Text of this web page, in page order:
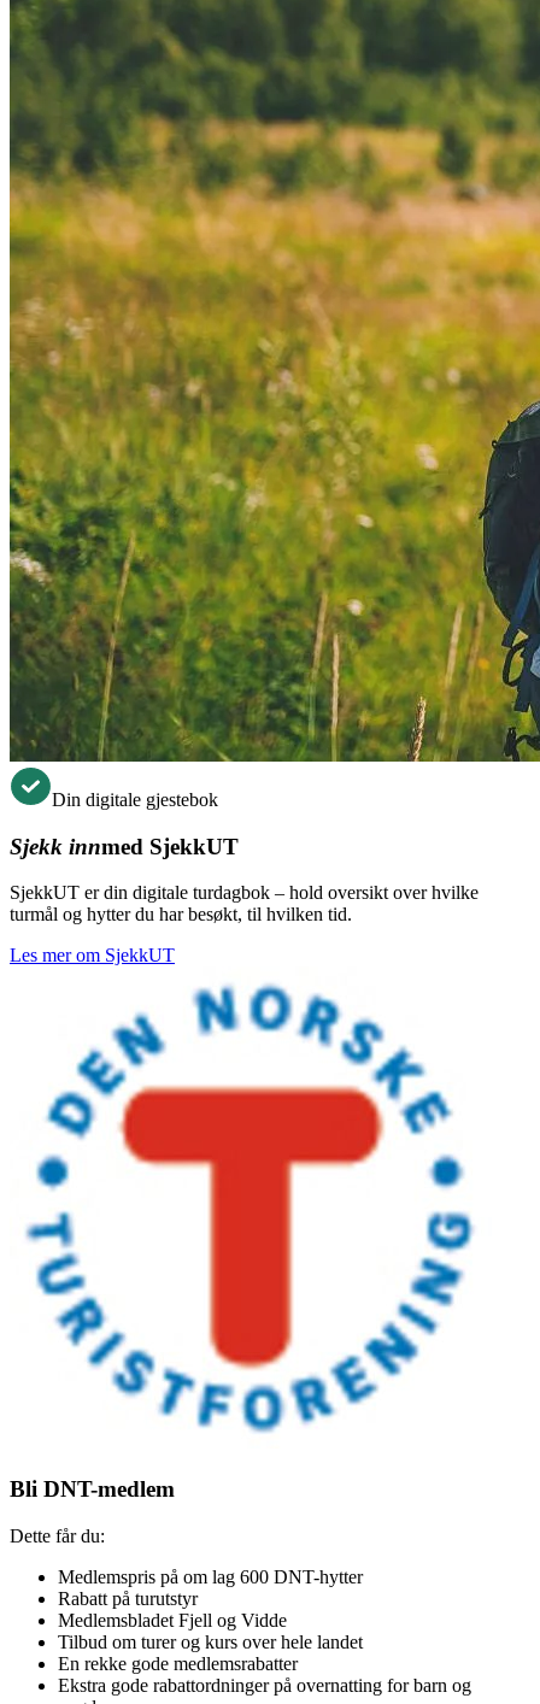
Din digitale gjestebok
Sjekk innmed SjekkUT
SjekkUT er din digitale turdagbok – hold oversikt over hvilke
turmål og hytter du har besøkt, til hvilken tid.
Les mer om SjekkUT
Bli DNT-medlem
Dette får du:
Medlemspris på om lag 600 DNT-hytter
Rabatt på turutstyr
Medlemsbladet Fjell og Vidde
Tilbud om turer og kurs over hele landet
En rekke gode medlemsrabatter
Ekstra gode rabattordninger på overnatting for barn og